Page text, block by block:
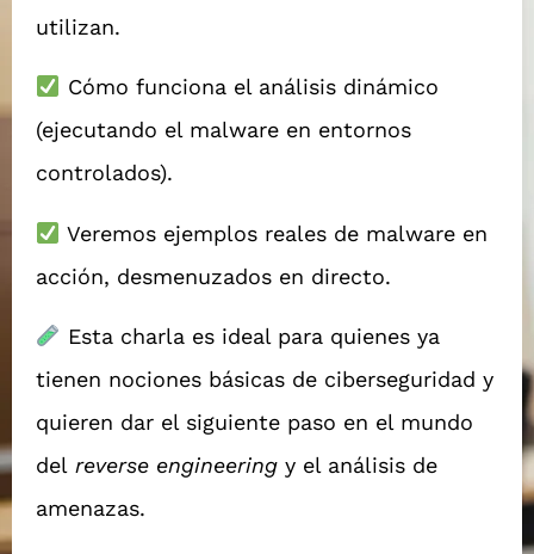
utilizan.
Cómo funciona el análisis dinámico
(ejecutando el malware en entornos
controlados).
Veremos ejemplos reales de malware en
acción, desmenuzados en directo.
Esta charla es ideal para quienes ya
tienen nociones básicas de ciberseguridad y
quieren dar el siguiente paso en el mundo
del reverse engineering y el análisis de
amenazas.